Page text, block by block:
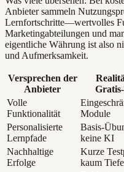
Anbieter sammeln
Lernfortschritte—wertvolles
Marketingabteilungen und
eigentliche Währung ist also
und Aufmerksamkeit.
Versprechen der
Anbieter
Volle
Funktionalität
Module
Personalisierte
Lernpfade
Basis-
keine KI
Nachhaltige
Erfolge
Kurze
kaum Tiefe